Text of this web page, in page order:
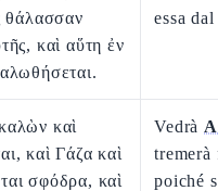
θάλασσαν
καὶ αὕτη ἐν
essa
καὶ
καὶ Γάζα καὶ
σφόδρα, καὶ
Vedrà
tremerà
poiché